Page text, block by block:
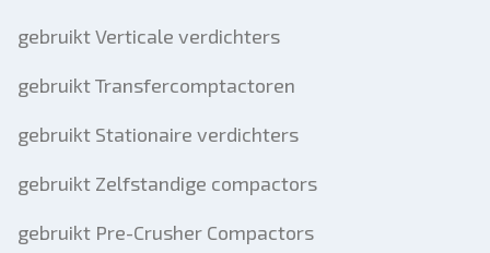
gebruikt Verticale verdichters
gebruikt Transfercomptactoren
gebruikt Stationaire verdichters
gebruikt Zelfstandige compactors
gebruikt Pre-Crusher Compactors